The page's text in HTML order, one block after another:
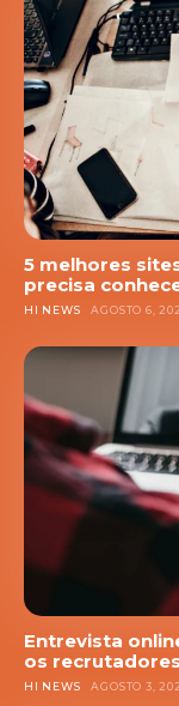
5 melhores
precisa
HI NEWS AGOSTO 6,
Entrevista
os
HI NEWS AGOSTO 3,